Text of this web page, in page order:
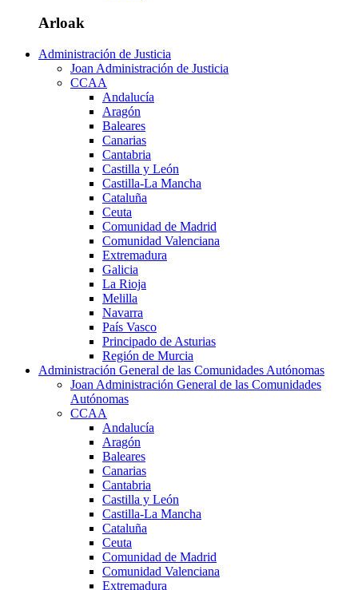
Arloak
Administración de Justicia
Joan Administración de Justicia
CCAA
Andalucía
Aragón
Baleares
Canarias
Cantabria
Castilla y León
Castilla-La Mancha
Cataluña
Ceuta
Comunidad de Madrid
Comunidad Valenciana
Extremadura
Galicia
La Rioja
Melilla
Navarra
País Vasco
Principado de Asturias
Región de Murcia
Administración General de las Comunidades Autónomas
Joan Administración General de las Comunidades
Autónomas
CCAA
Andalucía
Aragón
Baleares
Canarias
Cantabria
Castilla y León
Castilla-La Mancha
Cataluña
Ceuta
Comunidad de Madrid
Comunidad Valenciana
Extremadura